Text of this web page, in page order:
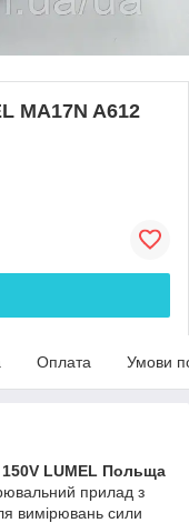
MA17N A612
Оплата Умови
LUMEL Польща
прилад з
вимірювань сили